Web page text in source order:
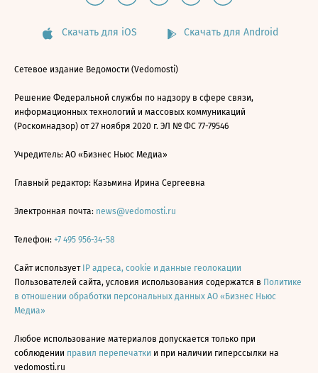
Скачать для iOS Скачать для Android
Сетевое издание Ведомости (Vedomosti)
Решение Федеральной службы по надзору в сфере связи,
информационных технологий и массовых коммуникаций
(Роскомнадзор) от 27 ноября 2020 г. ЭЛ № ФС 77-79546
Учредитель: АО «Бизнес Ньюс Медиа»
Главный редактор: Казьмина Ирина Сергеевна
Электронная почта: news@vedomosti.ru
Телефон: +7 495 956-34-58
Сайт использует IP адреса, cookie и данные геолокации
Пользователей сайта, условия использования содержатся в Политике
в отношении обработки персональных данных АО «Бизнес Ньюс
Медиа»
Любое использование материалов допускается только при
соблюдении правил перепечатки и при наличии гиперссылки на
vedomosti.ru